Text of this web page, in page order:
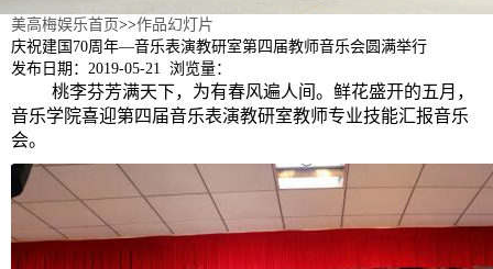
美高梅娱乐首页>>作品幻灯片
庆祝建国70周年—音乐表演教研室第四届教师音乐会圆满举行
发布日期：2019-05-21 浏览量：
桃李芬芳满天下，为有春风遍人间。鲜花盛开的五月，
音乐学院喜迎第四届音乐表演教研室教师专业技能汇报音乐
会。